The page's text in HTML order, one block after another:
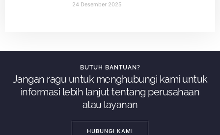
24 Desember 2025
BUTUH BANTUAN?
Jangan ragu untuk menghubungi kami untuk
informasi lebih lanjut tentang perusahaan
atau layanan
HUBUNGI KAMI